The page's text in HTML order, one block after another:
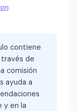
.
contiene
través de
comisión
ayuda a
y en la